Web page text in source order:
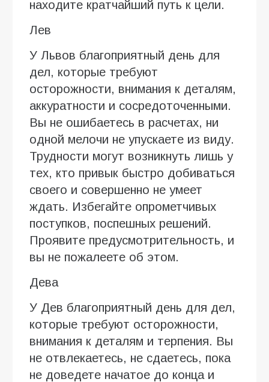
находите кратчайший путь к цели.
Лев
У Львов благоприятный день для
дел, которые требуют
осторожности, внимания к деталям,
аккуратности и сосредоточенными.
Вы не ошибаетесь в расчетах, ни
одной мелочи не упускаете из виду.
Трудности могут возникнуть лишь у
тех, кто привык быстро добиваться
своего и совершенно не умеет
ждать. Избегайте опрометчивых
поступков, поспешных решений.
Проявите предусмотрительность, и
вы не пожалеете об этом.
Дева
У Дев благоприятный день для дел,
которые требуют осторожности,
внимания к деталям и терпения. Вы
не отвлекаетесь, не сдаетесь, пока
не доведете начатое до конца и